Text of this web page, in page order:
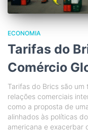
ECONOMIA
Tarifas do
Comércio
Tarifas do Brics são
relações comerciais
como a proposta de
alinhados às políticas
americana e exacerbar